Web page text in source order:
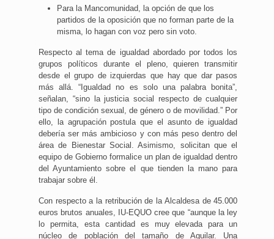
Para la Mancomunidad, la opción de que los
partidos de la oposición que no forman parte de la
misma, lo hagan con voz pero sin voto.
Respecto al tema de igualdad abordado por todos los
grupos políticos durante el pleno, quieren transmitir
desde el grupo de izquierdas que hay que dar pasos
más allá. “Igualdad no es solo una palabra bonita”,
señalan, “sino la justicia social respecto de cualquier
tipo de condición sexual, de género o de movilidad.” Por
ello, la agrupación postula que el asunto de igualdad
debería ser más ambicioso y con más peso dentro del
área de Bienestar Social. Asimismo, solicitan que el
equipo de Gobierno formalice un plan de igualdad dentro
del Ayuntamiento sobre el que tienden la mano para
trabajar sobre él.
Con respecto a la retribución de la Alcaldesa de 45.000
euros brutos anuales, IU-EQUO cree que “aunque la ley
lo permita, esta cantidad es muy elevada para un
núcleo de población del tamaño de Aguilar. Una